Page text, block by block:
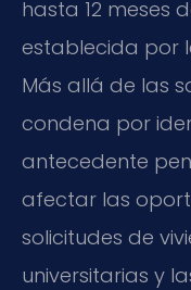
hasta 12 meses
establecida por
Más allá de las
condena por
antecedente
afectar las
solicitudes de
universitarias y